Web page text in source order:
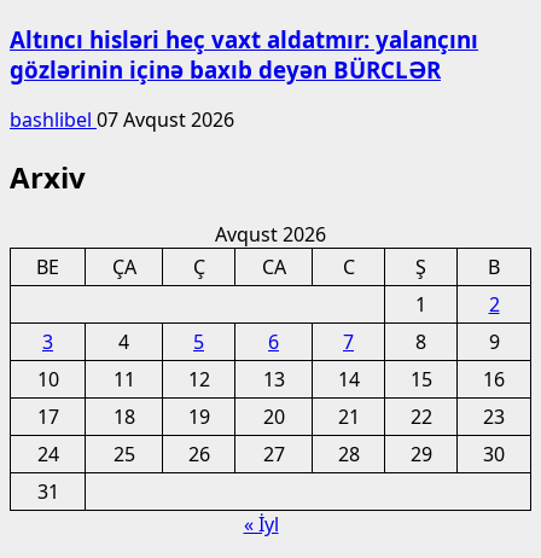
Altıncı hisləri heç vaxt aldatmır: yalançını
gözlərinin içinə baxıb deyən BÜRCLƏR
bashlibel 07 Avqust 2026
Arxiv
Avqust 2026
BE
ÇA Ç CA C Ş
B
1
2
3
4 5 6 7 8
9
10
11 12 13 14 15
16
17
18 19 20 21 22
23
24
25 26 27 28 29
30
31
« İyl